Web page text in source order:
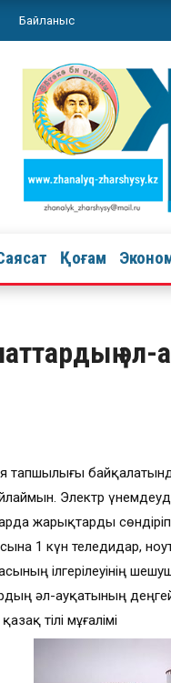
Байланыс
Қоғам
тапшылығы
Электр
жарықтарды
1 күн теледидар,
ілгерілеуінің
әл-ауқатының
тілі мұғалімі